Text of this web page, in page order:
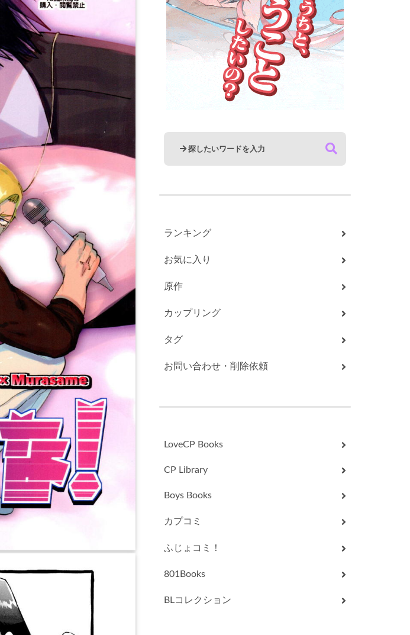
ランキング
お気に入り
原作
カップリング
タグ
お問い合わせ・削除依頼
LoveCP Books
CP Library
Boys Books
カプコミ
ふじょコミ！
801Books
BLコレクション